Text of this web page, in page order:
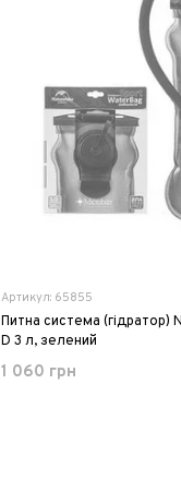
Артикул: 65855
Питна система (гідратор)
D 3 л, зелений
1 060 грн